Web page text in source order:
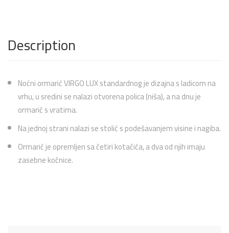
Description
Noćni ormarić VIRGO LUX standardnog je dizajna s ladicom na
vrhu, u sredini se nalazi otvorena polica (niša), a na dnu je
ormarić s vratima.
Na jednoj strani nalazi se stolić s podešavanjem visine i nagiba.
Ormarić je opremljen sa četiri kotačića, a dva od njih imaju
zasebne kočnice.